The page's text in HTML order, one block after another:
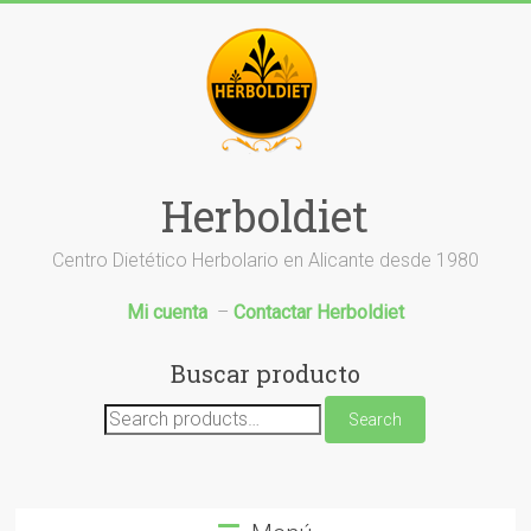
Herboldiet
Centro Dietético Herbolario en Alicante desde 1980
Mi cuenta – Contactar Herboldiet
Buscar producto
Search
for:
Search